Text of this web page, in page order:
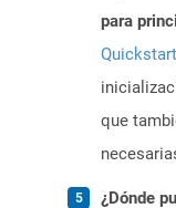
para
Quickstart
que
¿Dónde